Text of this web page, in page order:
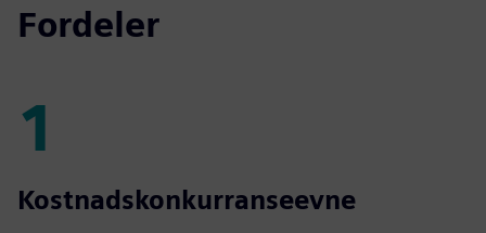
Fordeler
1
1
Kostnadskonkurranseevne